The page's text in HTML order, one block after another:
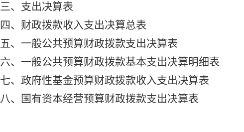
三、支出决算表
四、财政拨款收入支出决算总表
五、一般公共预算财政拨款支出决算表
六、一般公共预算财政拨款基本支出决算明细表
七、政府性基金预算财政拨款收入支出决算表
八、国有资本经营预算财政拨款支出决算表